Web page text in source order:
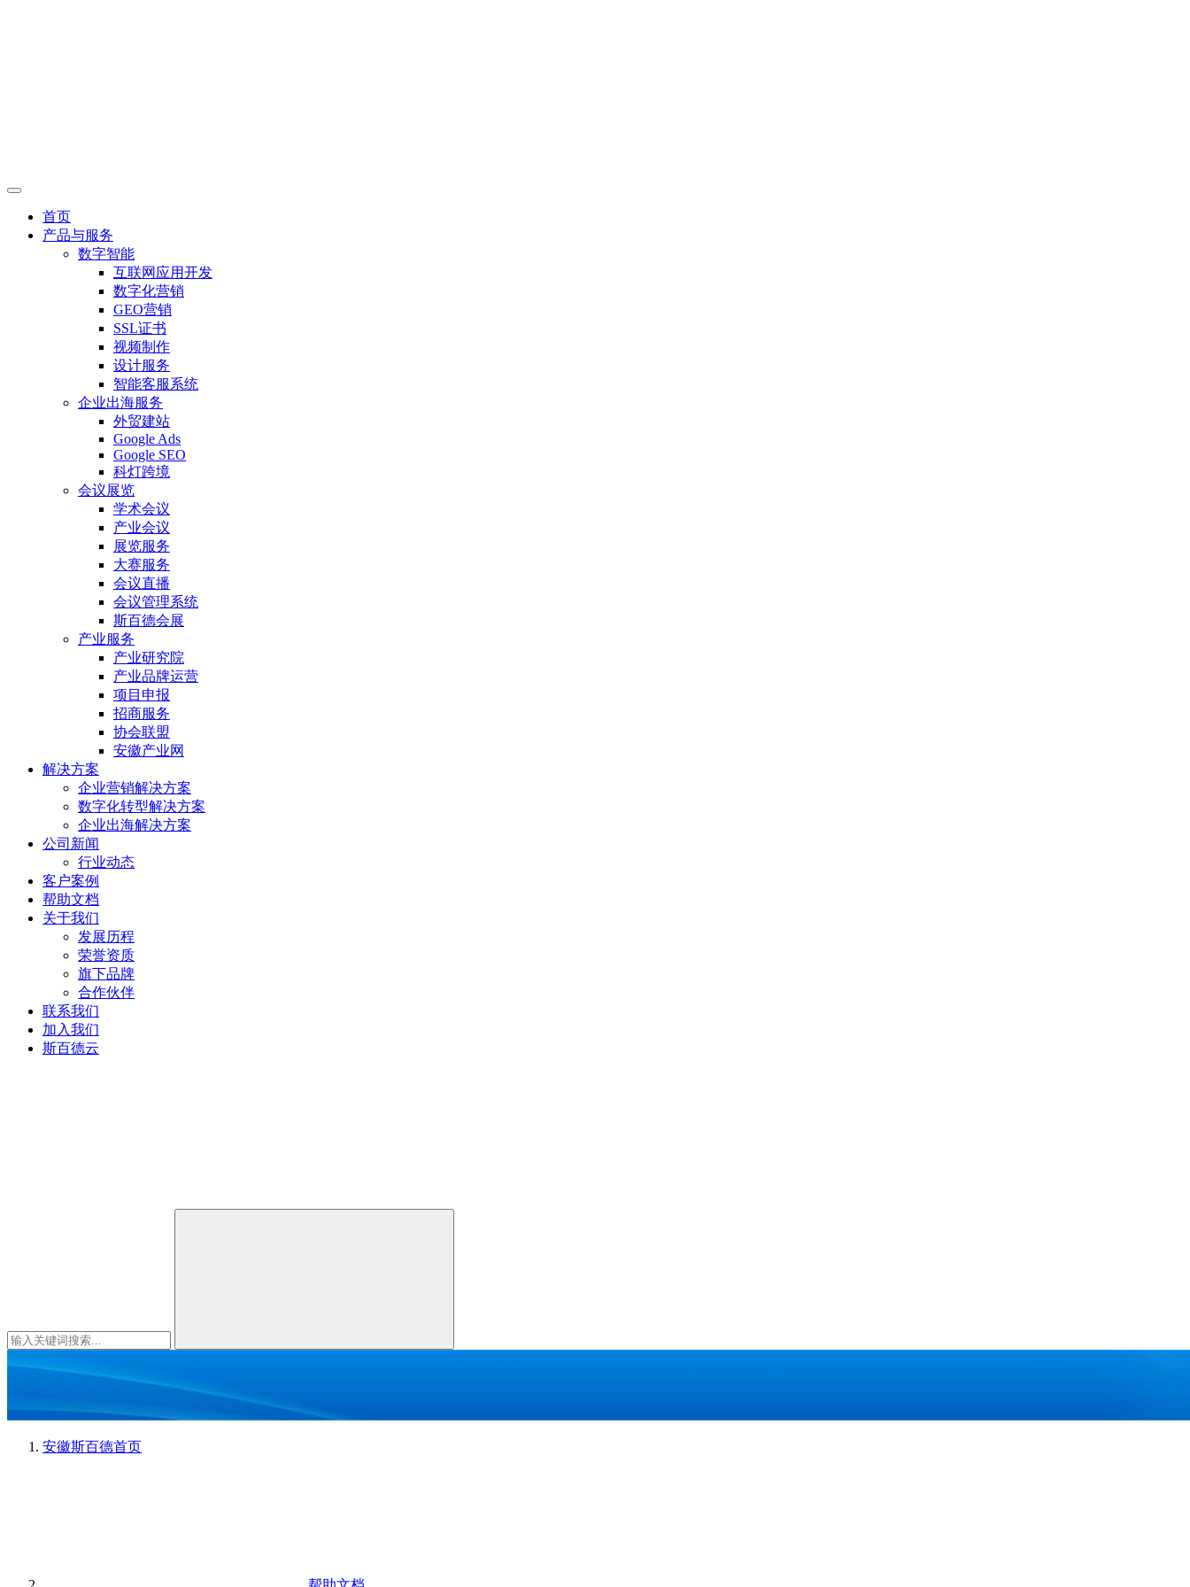
首页
产品与服务
数字智能
互联网应用开发
数字化营销
GEO营销
SSL证书
视频制作
设计服务
智能客服系统
企业出海服务
外贸建站
Google Ads
Google SEO
科灯跨境
会议展览
学术会议
产业会议
展览服务
大赛服务
会议直播
会议管理系统
斯百德会展
产业服务
产业研究院
产业品牌运营
项目申报
招商服务
协会联盟
安徽产业网
解决方案
企业营销解决方案
数字化转型解决方案
企业出海解决方案
公司新闻
行业动态
客户案例
帮助文档
关于我们
发展历程
荣誉资质
旗下品牌
合作伙伴
联系我们
加入我们
斯百德云
安徽斯百德首页